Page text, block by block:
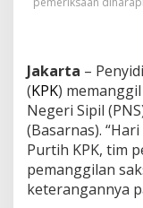
Jakarta –
(KPK)
Negeri Sipil
(Basarnas).
Purtih KPK, tim
pemanggilan
keterangannya